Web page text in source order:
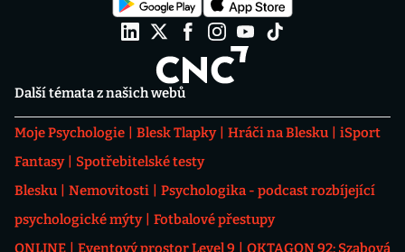
Další témata z našich webů
Moje Psychologie Blesk Tlapky Hráči na Blesku
iSport
Fantasy
Spotřebitelské testy
Blesku
Nemovitosti
Psychologika - podcast rozbíjející
psychologické mýty
Fotbalové přestupy
ONLINE
Eventový prostor Level 9
OKTAGON 92: Szabová